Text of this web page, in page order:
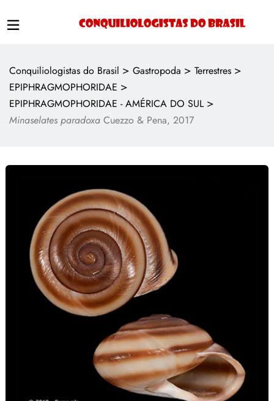
Conquiliologistas do Brasil > Gastropoda > Terrestres >
EPIPHRAGMOPHORIDAE >
EPIPHRAGMOPHORIDAE - AMÉRICA DO SUL >
Minaselates paradoxa Cuezzo & Pena, 2017